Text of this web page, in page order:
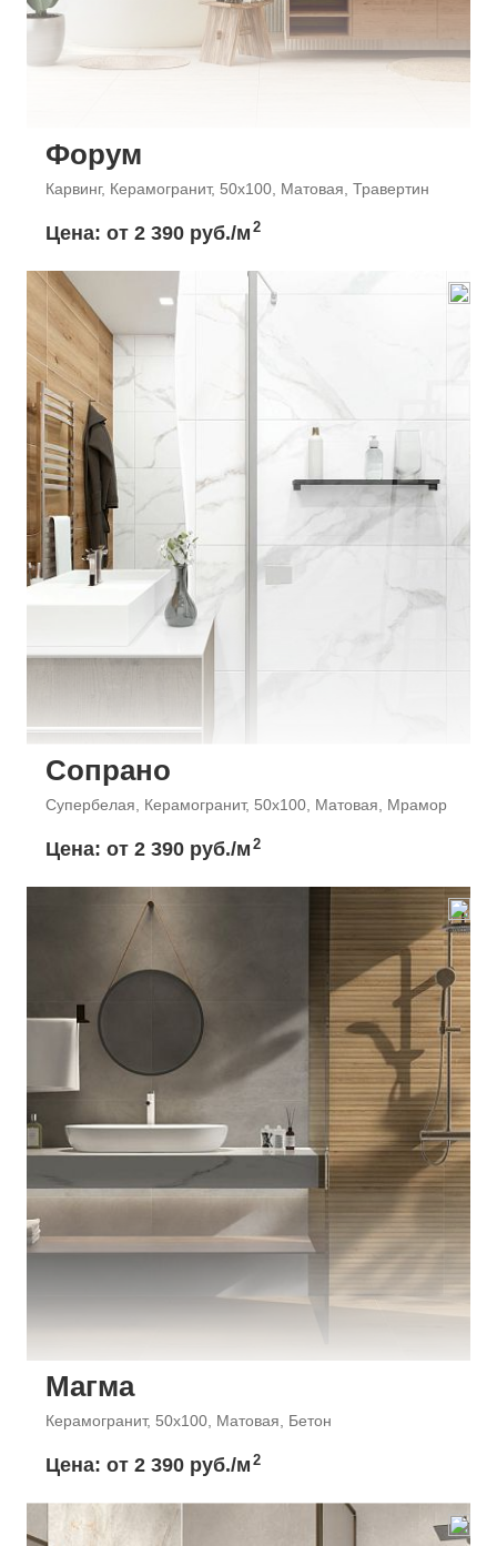
Форум
Карвинг, Керамогранит, 50x100, Матовая, Травертин
Цена: от 2 390 руб./м 2
Сопрано
Супербелая, Керамогранит, 50x100, Матовая, Мрамор
Цена: от 2 390 руб./м 2
Магма
Керамогранит, 50x100, Матовая, Бетон
Цена: от 2 390 руб./м 2